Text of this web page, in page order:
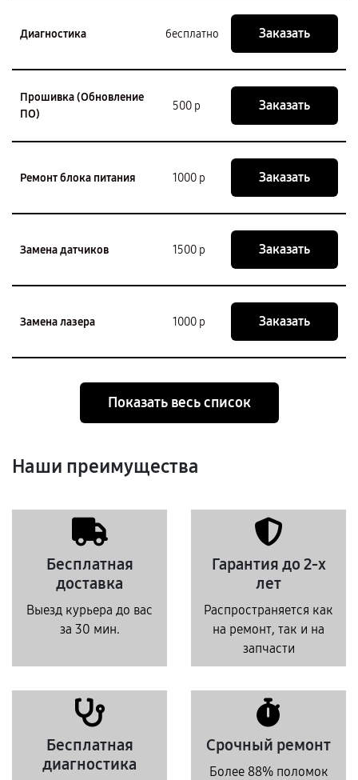
Диагностика бесплатно Заказать
Прошивка (Обновление
ПО)
500 р Заказать
Ремонт блока питания 1000 р Заказать
Замена датчиков 1500 р Заказать
Замена лазера 1000 р Заказать
Показать весь список
Наши преимущества
Бесплатная
доставка
Выезд курьера до вас
за 30 мин.
Гарантия до 2-х
лет
Распространяется как
на ремонт, так и на
запчасти
Бесплатная
диагностика
Срочный ремонт
Более 88% поломок